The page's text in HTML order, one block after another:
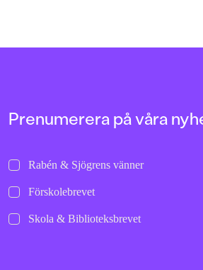
Prenumerera på våra
Rabén & Sjögrens vänner
Förskolebrevet
Skola & Biblioteksbrevet